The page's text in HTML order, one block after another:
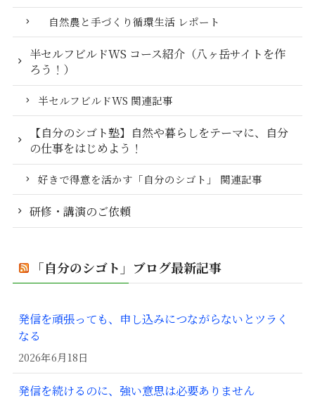
自然農と手づくり循環生活 レポート
半セルフビルドWS コース紹介（八ヶ岳サイトを作
ろう！）
半セルフビルドWS 関連記事
【自分のシゴト塾】自然や暮らしをテーマに、自分
の仕事をはじめよう！
好きで得意を活かす「自分のシゴト」 関連記事
研修・講演のご依頼
「自分のシゴト」ブログ最新記事
発信を頑張っても、申し込みにつながらないとツラく
なる
2026年6月18日
発信を続けるのに、強い意思は必要ありません